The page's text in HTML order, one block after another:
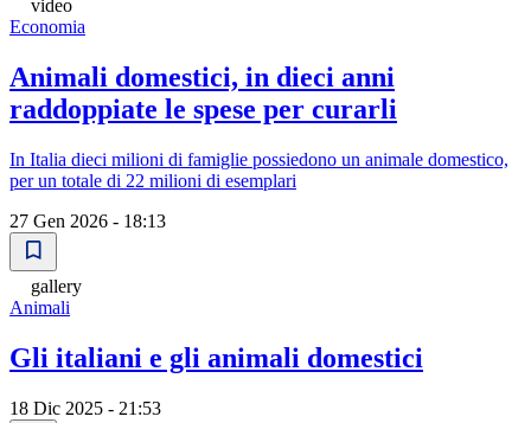
video
Economia
Animali domestici, in dieci anni
raddoppiate le spese per curarli
In Italia dieci milioni di famiglie possiedono un animale domestico,
per un totale di 22 milioni di esemplari
27 Gen 2026 - 18:13
gallery
Animali
Gli italiani e gli animali domestici
18 Dic 2025 - 21:53